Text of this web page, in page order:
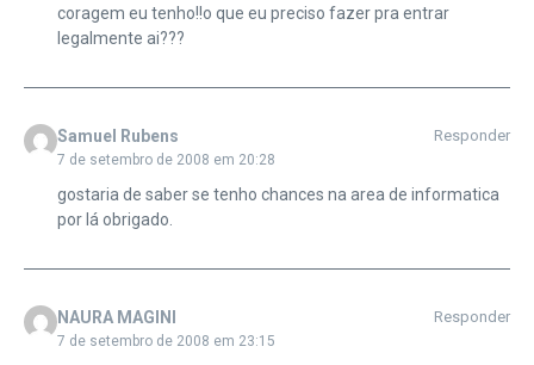
coragem eu tenho!!o que eu preciso fazer pra entrar
legalmente ai???
Samuel Rubens
7 de setembro de 2008 em 20:28
Responder
gostaria de saber se tenho chances na area de informatica
por lá obrigado.
NAURA MAGINI
7 de setembro de 2008 em 23:15
Responder